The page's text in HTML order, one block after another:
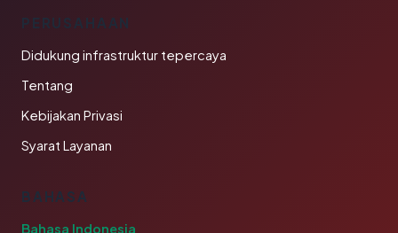
PERUSAHAAN
Didukung infrastruktur tepercaya
Tentang
Kebijakan Privasi
Syarat Layanan
BAHASA
Bahasa Indonesia